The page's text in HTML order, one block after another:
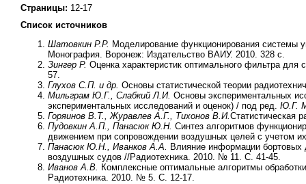
Страницы: 12-17
Список источников
Шатовкин Р.Р. Моделирование функционирования системы
Монография. Воронеж: Издательство ВАИУ. 2010. 328 с.
Зингер Р. Оценка характеристик оптимального фильтра
57.
Глухов С.П. и др. Основы статистической теории
Мильграм Ю.Г., Слабкий Л.И. Основы экспериментальных
экспериментальных исследований и оценок) / под ред. Ю.Г.
Горяинов В.Т., Журавлев А.Г., Тихонов В.И.Статистическая
Пудовкин А.П., Панасюк Ю.Н. Синтез алгоритмов
движением при сопровождении воздушных целей с учетом
Панасюк Ю.Н., Иванков А.А. Влияние информации
воздушных судов //Радиотехника. 2010. № 11. С. 41-45.
Иванов А.В. Комплексные оптимальные алгоритмы
Радиотехника. 2010. № 5. С. 12-17.